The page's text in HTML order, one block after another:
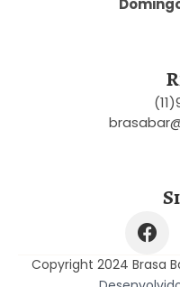
Copyright 2024 Brasa